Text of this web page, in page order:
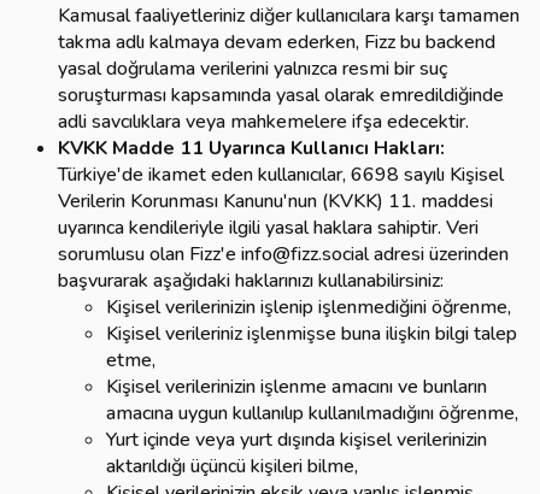
Kamusal faaliyetleriniz diğer kullanıcılara karşı tamamen
takma adlı kalmaya devam ederken, Fizz bu backend
yasal doğrulama verilerini yalnızca resmi bir suç
soruşturması kapsamında yasal olarak emredildiğinde
adli savcılıklara veya mahkemelere ifşa edecektir.
KVKK Madde 11 Uyarınca Kullanıcı Hakları:
Türkiye'de ikamet eden kullanıcılar, 6698 sayılı Kişisel
Verilerin Korunması Kanunu'nun (KVKK) 11. maddesi
uyarınca kendileriyle ilgili yasal haklara sahiptir. Veri
sorumlusu olan Fizz'e info@fizz.social adresi üzerinden
başvurarak aşağıdaki haklarınızı kullanabilirsiniz:
Kişisel verilerinizin işlenip işlenmediğini öğrenme,
Kişisel verileriniz işlenmişse buna ilişkin bilgi talep
etme,
Kişisel verilerinizin işlenme amacını ve bunların
amacına uygun kullanılıp kullanılmadığını öğrenme,
Yurt içinde veya yurt dışında kişisel verilerinizin
aktarıldığı üçüncü kişileri bilme,